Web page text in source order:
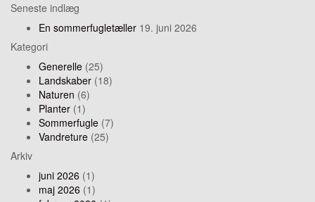
Seneste indlæg
En sommerfugletæller 19. juni 2026
Kategori
Generelle (25)
Landskaber (18)
Naturen (6)
Planter (1)
Sommerfugle (7)
Vandreture (25)
Arkiv
juni 2026 (1)
maj 2026 (1)